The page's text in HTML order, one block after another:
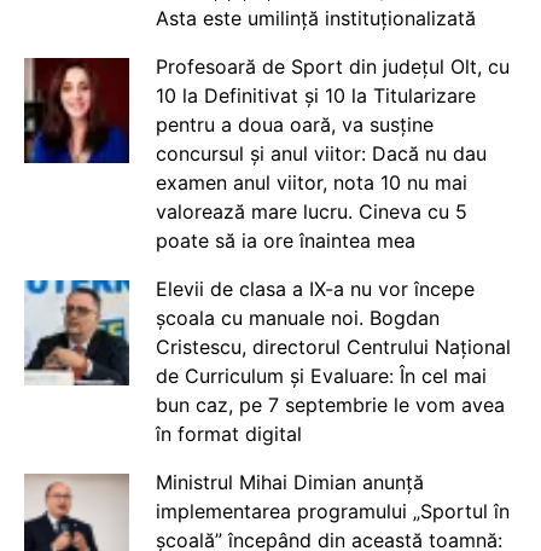
Asta este umilință instituționalizată
Profesoară de Sport din județul Olt, cu
10 la Definitivat și 10 la Titularizare
pentru a doua oară, va susține
concursul și anul viitor: Dacă nu dau
examen anul viitor, nota 10 nu mai
valorează mare lucru. Cineva cu 5
poate să ia ore înaintea mea
Elevii de clasa a IX-a nu vor începe
școala cu manuale noi. Bogdan
Cristescu, directorul Centrului Național
de Curriculum și Evaluare: În cel mai
bun caz, pe 7 septembrie le vom avea
în format digital
Ministrul Mihai Dimian anunță
implementarea programului „Sportul în
școală” începând din această toamnă: